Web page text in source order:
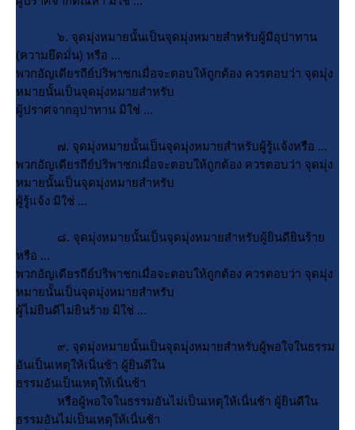
๖. จุดมุ่งหมายนั้นเป็นจุดมุ่งหมายสำหรับผู้มีอุปาทาน
(ความยึดมั่น) หรือ ...
พวกอัญเดียรถีย์ปริพาชกเมื่อจะตอบให้ถูกต้อง ควรตอบว่า จุดมุ่ง
หมายนั้นเป็นจุดมุ่งหมายสำหรับ
ผู้ปราศจากอุปาทาน มิใช่ ...
๗. จุดมุ่งหมายนั้นเป็นจุดมุ่งหมายสำหรับผู้รู้แจ้งหรือ ...
พวกอัญเดียรถีย์ปริพาชกเมื่อจะตอบให้ถูกต้อง ควรตอบว่า จุดมุ่ง
หมายนั้นเป็นจุดมุ่งหมายสำหรับ
ผู้รู้แจ้ง มิใช่ ...
๘. จุดมุ่งหมายนั้นเป็นจุดมุ่งหมายสำหรับผู้ยินดียินร้า
หรือ ...
พวกอัญเดียรถีย์ปริพาชกเมื่อจะตอบให้ถูกต้อง ควรตอบว่า จุดมุ่ง
หมายนั้นเป็นจุดมุ่งหมายสำหรับ
ผู้ไม่ยินดีไม่ยินร้าย มิใช่ ...
๙. จุดมุ่งหมายนั้นเป็นจุดมุ่งหมายสำหรับผู้พอใจในธรรม
อันเป็นเหตุให้เนิ่นช้า ผู้ยินดีใน
ธรรมอันเป็นเหตุให้เนิ่นช้า
หรือผู้พอใจในธรรมอันไม่เป็นเหตุให้เนิ่นช้า ผู้ยินดีใน
ธรรมอันไม่เป็นเหตุให้เนิ่นช้า